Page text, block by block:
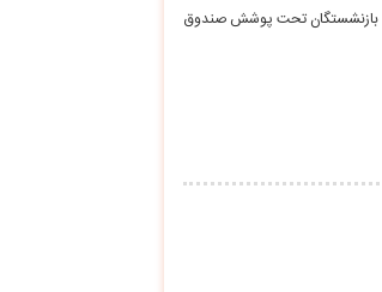
بازنشستگان تحت پوشش صندوق